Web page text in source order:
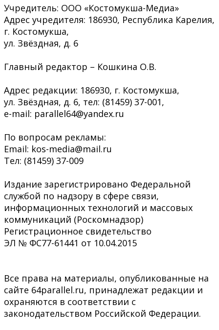
Учредитель: ООО «Костомукша-Медиа»
Адрес учредителя: 186930, Республика Карелия,
г. Костомукша,
ул. Звёздная, д. 6
Главный редактор – Кошкина О.В.
Адрес редакции: 186930, г. Костомукша,
ул. Звёздная, д. 6, тел: (81459) 37-001,
e-mail: parallel64@yandex.ru
По вопросам рекламы:
Email: kos-media@mail.ru
Тел: (81459) 37-009
Издание зарегистрировано Федеральной
службой по надзору в сфере связи,
информационных технологий и массовых
коммуникаций (Роскомнадзор)
Регистрационное свидетельство
ЭЛ № ФС77-61441 от 10.04.2015
Все права на материалы, опубликованные на
сайте 64parallel.ru, принадлежат редакции и
охраняются в соответствии с
законодательством Российской Федерации.